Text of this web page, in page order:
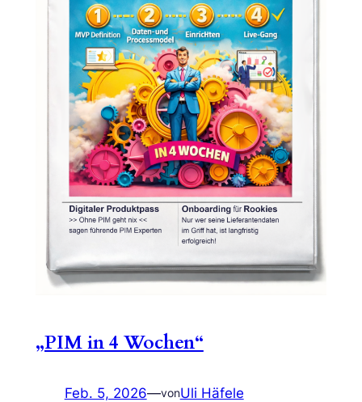
„PIM in 4 Wochen“
Feb. 5, 2026—vonUli Häfele